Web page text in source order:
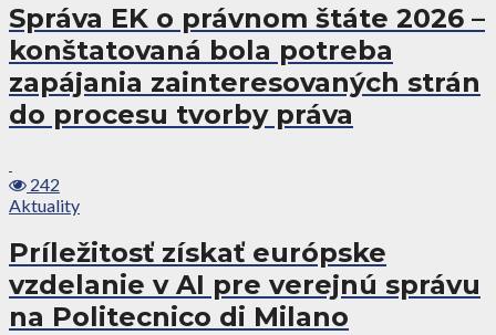
Správa EK o právnom štáte 2026 –
konštatovaná bola potreba
zapájania zainteresovaných strán
do procesu tvorby práva
242
Aktuality
Príležitosť získať európske
vzdelanie v AI pre verejnú správu
na Politecnico di Milano